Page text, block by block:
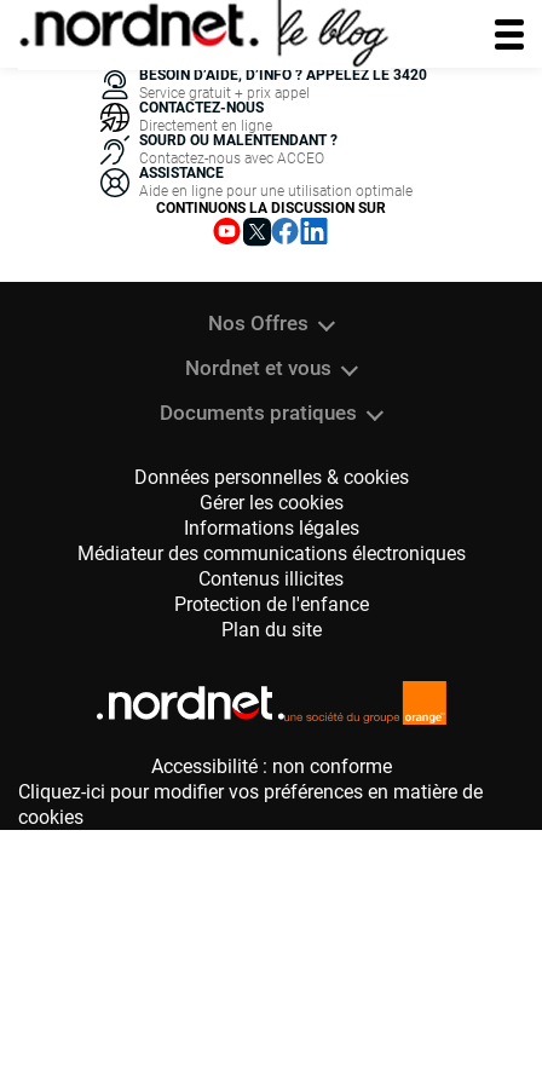
Accessibilité : non conforme
Cliquez-ici pour modifier vos préférences en matière de
cookies